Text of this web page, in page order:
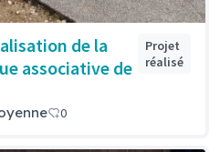
de la
associative de
Projet
réalisé
0